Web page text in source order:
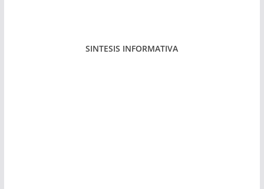
SINTESIS INFORMATIVA